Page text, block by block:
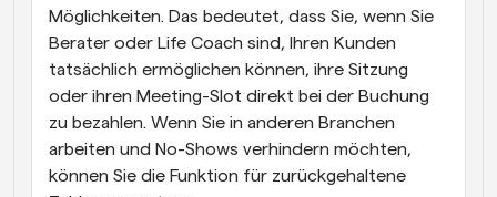
Möglichkeiten. Das bedeutet, dass Sie, wenn Sie
Berater oder Life Coach sind, Ihren Kunden
tatsächlich ermöglichen können, ihre Sitzung
oder ihren Meeting-Slot direkt bei der Buchung
zu bezahlen. Wenn Sie in anderen Branchen
arbeiten und No-Shows verhindern möchten,
können Sie die Funktion für zurückgehaltene